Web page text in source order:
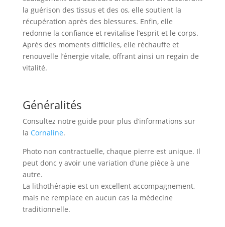
la guérison des tissus et des os, elle soutient la
récupération après des blessures. Enfin, elle
redonne la confiance et revitalise l’esprit et le corps.
Après des moments difficiles, elle réchauffe et
renouvelle l’énergie vitale, offrant ainsi un regain de
vitalité.
Généralités
Consultez notre guide pour plus d’informations sur
la Cornaline.
Photo non contractuelle, chaque pierre est unique. Il
peut donc y avoir une variation d’une pièce à une
autre.
La lithothérapie est un excellent accompagnement,
mais ne remplace en aucun cas la médecine
traditionnelle.